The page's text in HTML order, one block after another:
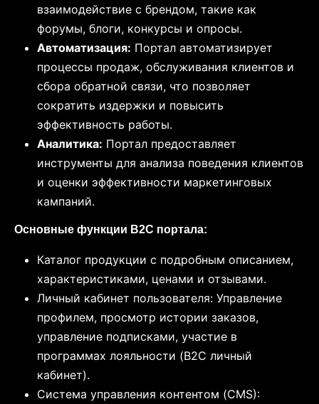
взаимодействие с брендом, такие как
форумы, блоги, конкурсы и опросы.
Автоматизация: Портал автоматизирует
процессы продаж, обслуживания клиентов и
сбора обратной связи, что позволяет
сократить издержки и повысить
эффективность работы.
Аналитика: Портал предоставляет
инструменты для анализа поведения клиентов
и оценки эффективности маркетинговых
кампаний.
Основные функции B2C портала:
Каталог продукции с подробным описанием,
характеристиками, ценами и отзывами.
Личный кабинет пользователя: Управление
профилем, просмотр истории заказов,
управление подписками, участие в
программах лояльности (B2C личный
кабинет).
Система управления контентом (CMS):